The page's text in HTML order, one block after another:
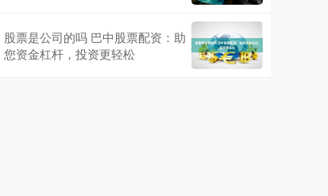
股票是公司的吗 巴中股票配资：助
您资金杠杆，投资更轻松